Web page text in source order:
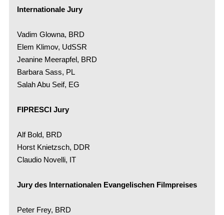
Internationale Jury
Vadim Glowna, BRD
Elem Klimov, UdSSR
Jeanine Meerapfel, BRD
Barbara Sass, PL
Salah Abu Seif, EG
FIPRESCI Jury
Alf Bold, BRD
Horst Knietzsch, DDR
Claudio Novelli, IT
Jury des Internationalen Evangelischen Filmpreises
Peter Frey, BRD